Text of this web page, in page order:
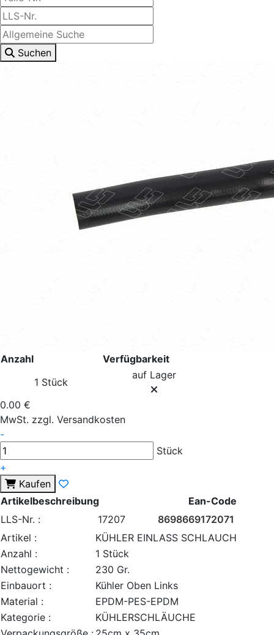
Suchen
Anzahl
Verfügbarkeit
1 Stück
auf Lager
0.00 €
MwSt. zzgl. Versandkosten
-
Stück
+
Kaufen
Artikelbeschreibung
Ean-Code
LLS-Nr. :
17207
8698669172071
Artikel :
KÜHLER EINLASS SCHLAUCH
Anzahl :
1 Stück
Nettogewicht :
230 Gr.
Einbauort :
Kühler Oben Links
Material :
EPDM-PES-EPDM
Kategorie :
KÜHLERSCHLÄUCHE